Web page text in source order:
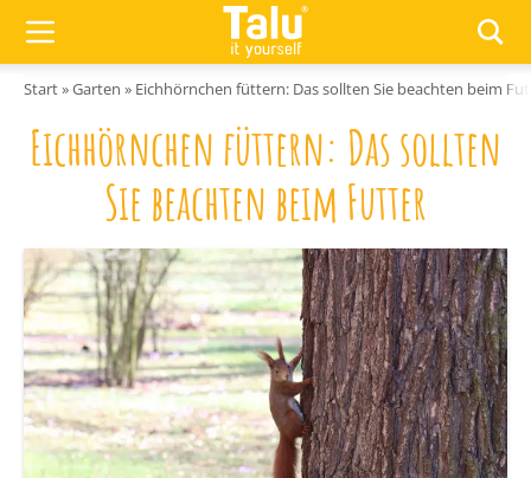
Start»Garten » Eichhörnchen füttern: Das sollten Sie beachten beim
Eichhörnchen füttern: Das sollten
Sie beachten beim Futter